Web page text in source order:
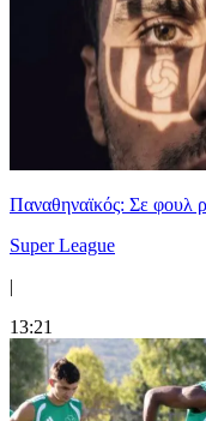
Παναθηναϊκός: Σε φουλ
Super League
|
13:21